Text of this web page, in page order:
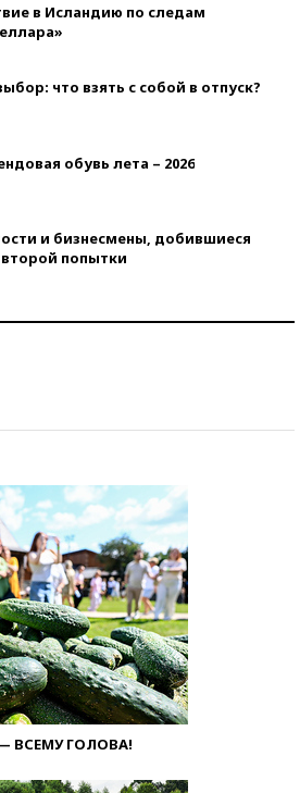
в Исландию по следам
что взять с собой в отпуск?
обувь лета – 2026
и бизнесмены, добившиеся
второй попытки
ВСЕМУ ГОЛОВА!